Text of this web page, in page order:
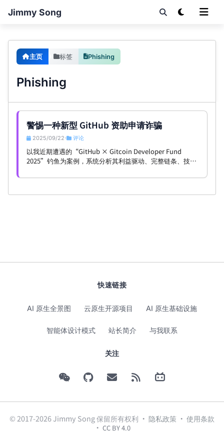
Jimmy Song
主页 标签 Phishing
Phishing
警惕一种新型 GitHub 资助申请诈骗
2025/09/22 • 评论
以我近期遭遇的“GitHub × Gitcoin Developer Fund
2025”钓鱼为案例，系统分析其利益驱动、完整链条、技术
快速链接
AI 原生全景图 云原生开源项目 AI 原生基础设施
智能体设计模式 站长简介 与我联系
关注
© 2017-2026 Jimmy Song 保留所有权利 · 隐私政策 · 使用条款
· CC BY 4.0